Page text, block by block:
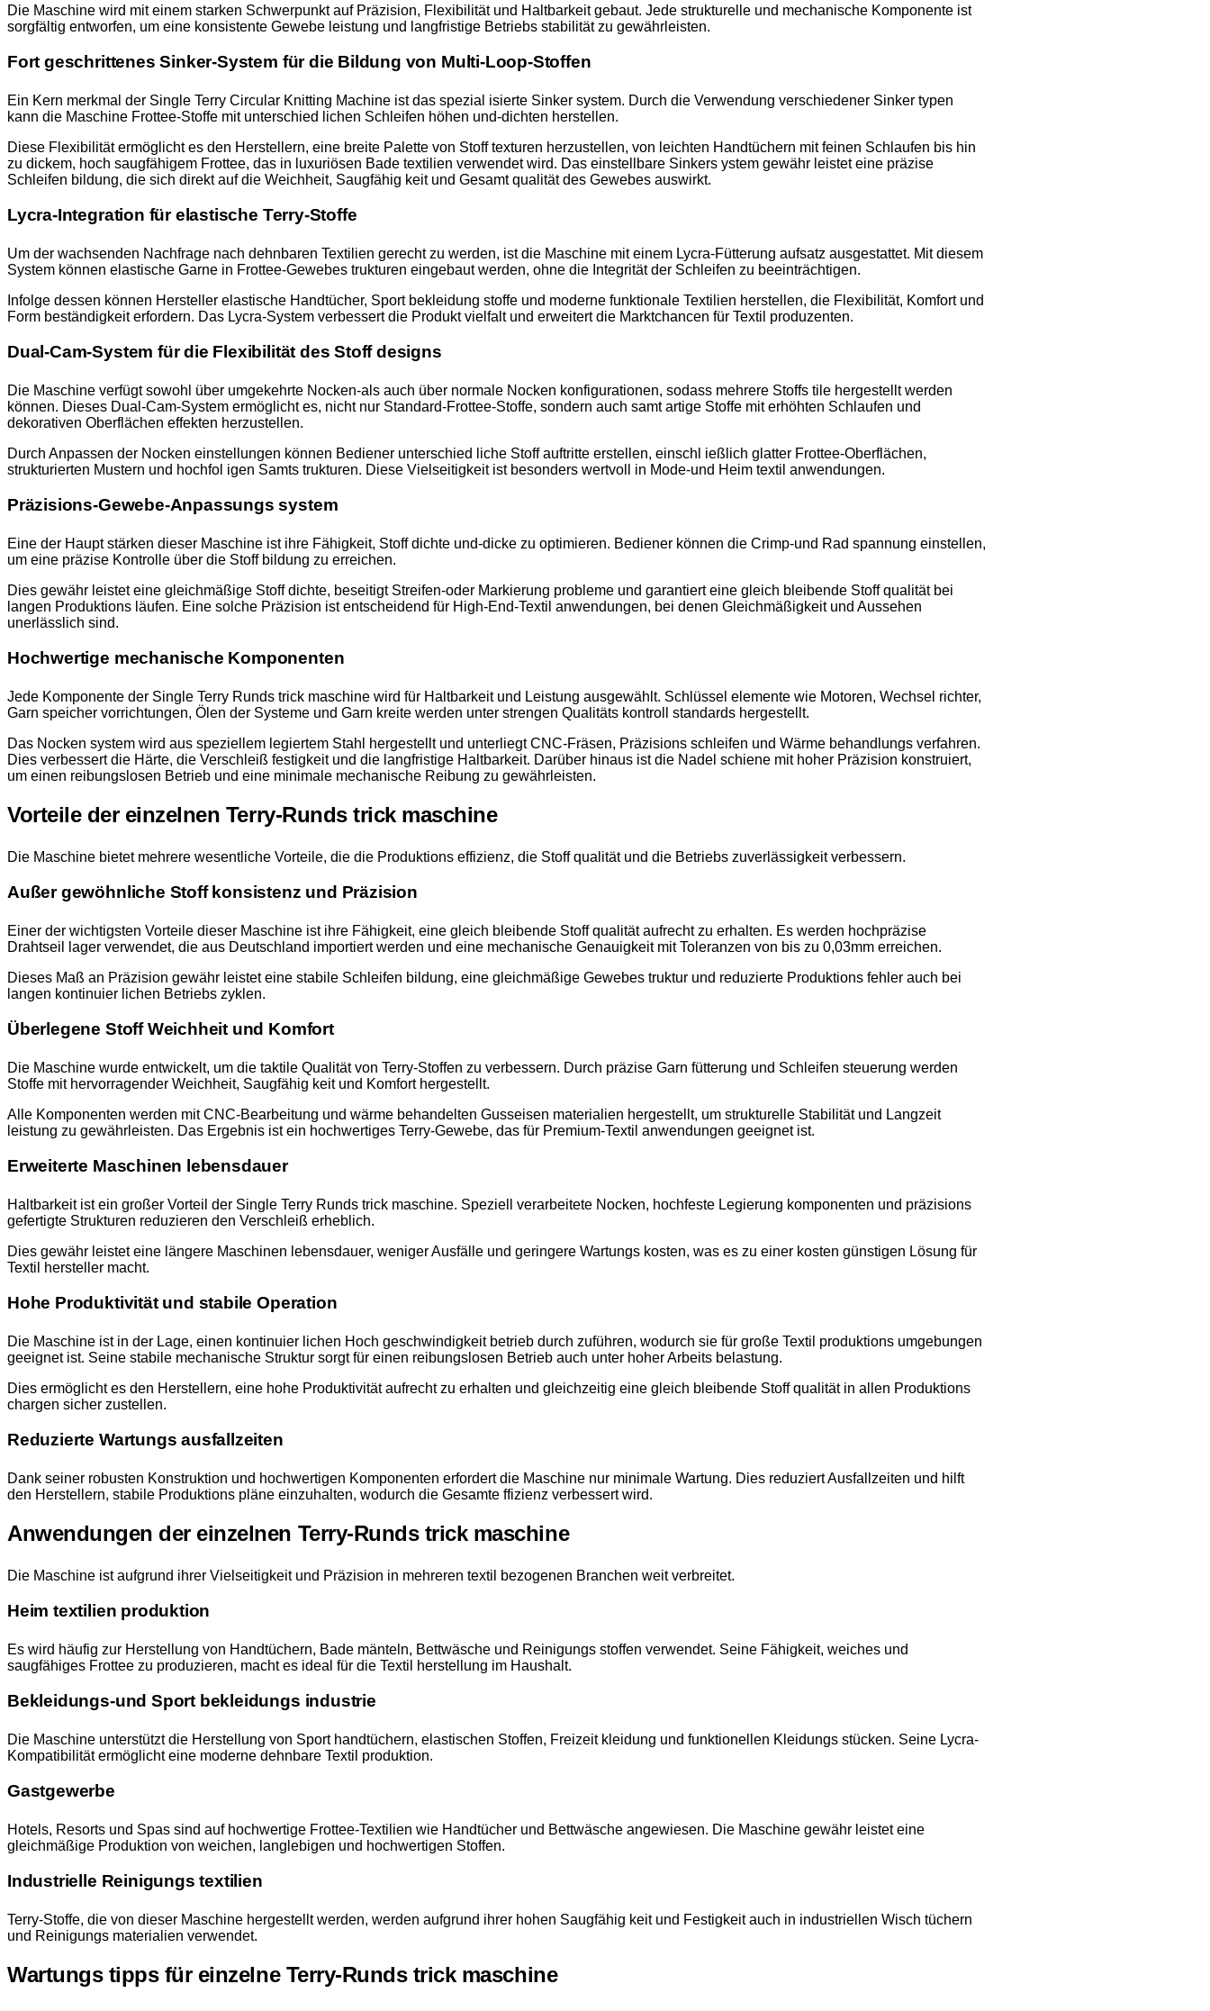
Die Maschine wird mit einem starken Schwerpunkt auf Präzision, Flexibilität und Haltbarkeit gebaut. Jede strukturelle und mechanische Komponente ist
sorgfältig entworfen, um eine konsistente Gewebe leistung und langfristige Betriebs stabilität zu gewährleisten.
Fort geschrittenes Sinker-System für die Bildung von Multi-Loop-Stoffen
Ein Kern merkmal der Single Terry Circular Knitting Machine ist das spezial isierte Sinker system. Durch die Verwendung verschiedener Sinker typen
kann die Maschine Frottee-Stoffe mit unterschied lichen Schleifen höhen und-dichten herstellen.
Diese Flexibilität ermöglicht es den Herstellern, eine breite Palette von Stoff texturen herzustellen, von leichten Handtüchern mit feinen Schlaufen bis hin
zu dickem, hoch saugfähigem Frottee, das in luxuriösen Bade textilien verwendet wird. Das einstellbare Sinkers ystem gewähr leistet eine präzise
Schleifen bildung, die sich direkt auf die Weichheit, Saugfähig keit und Gesamt qualität des Gewebes auswirkt.
Lycra-Integration für elastische Terry-Stoffe
Um der wachsenden Nachfrage nach dehnbaren Textilien gerecht zu werden, ist die Maschine mit einem Lycra-Fütterung aufsatz ausgestattet. Mit diesem
System können elastische Garne in Frottee-Gewebes trukturen eingebaut werden, ohne die Integrität der Schleifen zu beeinträchtigen.
Infolge dessen können Hersteller elastische Handtücher, Sport bekleidung stoffe und moderne funktionale Textilien herstellen, die Flexibilität, Komfort und
Form beständigkeit erfordern. Das Lycra-System verbessert die Produkt vielfalt und erweitert die Marktchancen für Textil produzenten.
Dual-Cam-System für die Flexibilität des Stoff designs
Die Maschine verfügt sowohl über umgekehrte Nocken-als auch über normale Nocken konfigurationen, sodass mehrere Stoffs tile hergestellt werden
können. Dieses Dual-Cam-System ermöglicht es, nicht nur Standard-Frottee-Stoffe, sondern auch samt artige Stoffe mit erhöhten Schlaufen und
dekorativen Oberflächen effekten herzustellen.
Durch Anpassen der Nocken einstellungen können Bediener unterschied liche Stoff auftritte erstellen, einschl ießlich glatter Frottee-Oberflächen,
strukturierten Mustern und hochfol igen Samts trukturen. Diese Vielseitigkeit ist besonders wertvoll in Mode-und Heim textil anwendungen.
Präzisions-Gewebe-Anpassungs system
Eine der Haupt stärken dieser Maschine ist ihre Fähigkeit, Stoff dichte und-dicke zu optimieren. Bediener können die Crimp-und Rad spannung einstellen,
um eine präzise Kontrolle über die Stoff bildung zu erreichen.
Dies gewähr leistet eine gleichmäßige Stoff dichte, beseitigt Streifen-oder Markierung probleme und garantiert eine gleich bleibende Stoff qualität bei
langen Produktions läufen. Eine solche Präzision ist entscheidend für High-End-Textil anwendungen, bei denen Gleichmäßigkeit und Aussehen
unerlässlich sind.
Hochwertige mechanische Komponenten
Jede Komponente der Single Terry Runds trick maschine wird für Haltbarkeit und Leistung ausgewählt. Schlüssel elemente wie Motoren, Wechsel richter,
Garn speicher vorrichtungen, Ölen der Systeme und Garn kreite werden unter strengen Qualitäts kontroll standards hergestellt.
Das Nocken system wird aus speziellem legiertem Stahl hergestellt und unterliegt CNC-Fräsen, Präzisions schleifen und Wärme behandlungs verfahren.
Dies verbessert die Härte, die Verschleiß festigkeit und die langfristige Haltbarkeit. Darüber hinaus ist die Nadel schiene mit hoher Präzision konstruiert,
um einen reibungslosen Betrieb und eine minimale mechanische Reibung zu gewährleisten.
Vorteile der einzelnen Terry-Runds trick maschine
Die Maschine bietet mehrere wesentliche Vorteile, die die Produktions effizienz, die Stoff qualität und die Betriebs zuverlässigkeit verbessern.
Außer gewöhnliche Stoff konsistenz und Präzision
Einer der wichtigsten Vorteile dieser Maschine ist ihre Fähigkeit, eine gleich bleibende Stoff qualität aufrecht zu erhalten. Es werden hochpräzise
Drahtseil lager verwendet, die aus Deutschland importiert werden und eine mechanische Genauigkeit mit Toleranzen von bis zu 0,03mm erreichen.
Dieses Maß an Präzision gewähr leistet eine stabile Schleifen bildung, eine gleichmäßige Gewebes truktur und reduzierte Produktions fehler auch bei
langen kontinuier lichen Betriebs zyklen.
Überlegene Stoff Weichheit und Komfort
Die Maschine wurde entwickelt, um die taktile Qualität von Terry-Stoffen zu verbessern. Durch präzise Garn fütterung und Schleifen steuerung werden
Stoffe mit hervorragender Weichheit, Saugfähig keit und Komfort hergestellt.
Alle Komponenten werden mit CNC-Bearbeitung und wärme behandelten Gusseisen materialien hergestellt, um strukturelle Stabilität und Langzeit
leistung zu gewährleisten. Das Ergebnis ist ein hochwertiges Terry-Gewebe, das für Premium-Textil anwendungen geeignet ist.
Erweiterte Maschinen lebensdauer
Haltbarkeit ist ein großer Vorteil der Single Terry Runds trick maschine. Speziell verarbeitete Nocken, hochfeste Legierung komponenten und präzisions
gefertigte Strukturen reduzieren den Verschleiß erheblich.
Dies gewähr leistet eine längere Maschinen lebensdauer, weniger Ausfälle und geringere Wartungs kosten, was es zu einer kosten günstigen Lösung für
Textil hersteller macht.
Hohe Produktivität und stabile Operation
Die Maschine ist in der Lage, einen kontinuier lichen Hoch geschwindigkeit betrieb durch zuführen, wodurch sie für große Textil produktions umgebungen
geeignet ist. Seine stabile mechanische Struktur sorgt für einen reibungslosen Betrieb auch unter hoher Arbeits belastung.
Dies ermöglicht es den Herstellern, eine hohe Produktivität aufrecht zu erhalten und gleichzeitig eine gleich bleibende Stoff qualität in allen Produktions
chargen sicher zustellen.
Reduzierte Wartungs ausfallzeiten
Dank seiner robusten Konstruktion und hochwertigen Komponenten erfordert die Maschine nur minimale Wartung. Dies reduziert Ausfallzeiten und hilft
den Herstellern, stabile Produktions pläne einzuhalten, wodurch die Gesamte ffizienz verbessert wird.
Anwendungen der einzelnen Terry-Runds trick maschine
Die Maschine ist aufgrund ihrer Vielseitigkeit und Präzision in mehreren textil bezogenen Branchen weit verbreitet.
Heim textilien produktion
Es wird häufig zur Herstellung von Handtüchern, Bade mänteln, Bettwäsche und Reinigungs stoffen verwendet. Seine Fähigkeit, weiches und
saugfähiges Frottee zu produzieren, macht es ideal für die Textil herstellung im Haushalt.
Bekleidungs-und Sport bekleidungs industrie
Die Maschine unterstützt die Herstellung von Sport handtüchern, elastischen Stoffen, Freizeit kleidung und funktionellen Kleidungs stücken. Seine Lycra-
Kompatibilität ermöglicht eine moderne dehnbare Textil produktion.
Gastgewerbe
Hotels, Resorts und Spas sind auf hochwertige Frottee-Textilien wie Handtücher und Bettwäsche angewiesen. Die Maschine gewähr leistet eine
gleichmäßige Produktion von weichen, langlebigen und hochwertigen Stoffen.
Industrielle Reinigungs textilien
Terry-Stoffe, die von dieser Maschine hergestellt werden, werden aufgrund ihrer hohen Saugfähig keit und Festigkeit auch in industriellen Wisch tüchern
und Reinigungs materialien verwendet.
Wartungs tipps für einzelne Terry-Runds trick maschine